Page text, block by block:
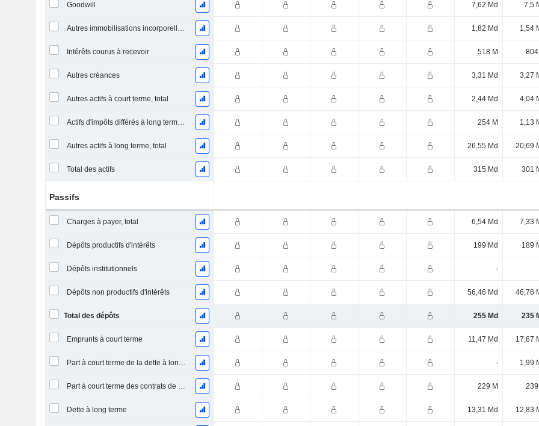
Goodwill 7,62 Md 7,5
Autres immobilisations incorporelles, total 1,82 Md 1,54
Intérêts courus à recevoir 518 M 804
Autres créances 3,31 Md 3,27
Autres actifs à court terme, total 2,44 Md 4,04
Actifs d'impôts différés à long terme (encaissés) 254 M 1,13
Autres actifs à long terme, total 26,55 Md 20,69
Total des actifs 315 Md 301
Passifs
Charges à payer, total 6,54 Md 7,33
Dépôts productifs d'intérêts 199 Md 189
Dépôts institutionnels -
Dépôts non productifs d'intérêts 56,46 Md 46,76
Total des dépôts 255 Md 235
Emprunts à court terme 11,47 Md 17,67
Part à court terme de la dette à long terme - 1,99
Part à court terme des contrats de location 229 M 239
Dette à long terme 13,31 Md 12,83